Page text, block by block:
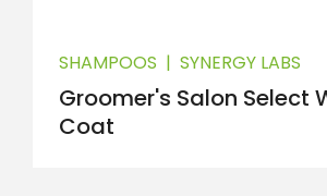
SHAMPOOS | SYNERGY LABS
Groomer's Salon Select
Coat